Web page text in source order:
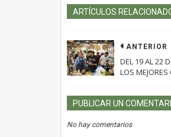
ARTÍCULOS
ANTERIOR
DEL 19 AL 22
LOS
PUBLICAR UN
No hay comentarios